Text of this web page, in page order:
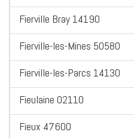
Fierville Bray 14190
Fierville-les-Mines 50580
Fierville-les-Parcs 14130
Fieulaine 02110
Fieux 47600